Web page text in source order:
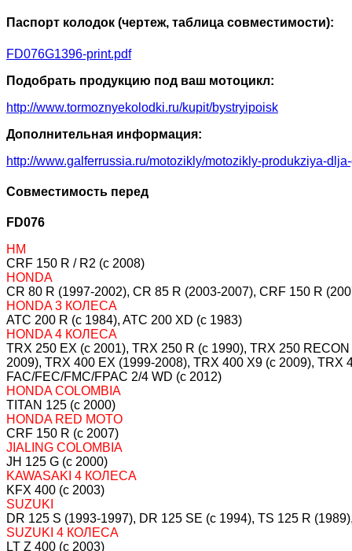
Паспорт колодок (чертеж, таблица совместимости):
FD076G1396-print.pdf
Подобрать продукцию под ваш мотоцикл:
http://www.tormoznyekolodki.ru/kupit/bystryipoisk
Дополнительная информация:
http://www.galferrussia.ru/motozikly/motozikly-produkziya-
Совместимость перед
FD076
HM
CRF 150 R / R2 (c 2008)
HONDA
CR 80 R (1997-2002), CR 85 R (2003-2007), CRF 150 R
HONDA 3 КОЛЕСА
ATC 200 R (c 1984), ATC 200 XD (c 1983)
HONDA 4 КОЛЕСА
TRX 250 EX (c 2001), TRX 250 R (c 1990), TRX 250
2009), TRX 400 EX (1999-2008), TRX 400 X9 (c 2009),
FAC/FEC/FMC/FPAC 2/4 WD (c 2012)
HONDA COLOMBIA
TITAN 125 (c 2000)
HONDA RED MOTO
CRF 150 R (c 2007)
JIALING COLOMBIA
JH 125 G (c 2000)
KAWASAKI 4 КОЛЕСА
KFX 400 (c 2003)
SUZUKI
DR 125 S (1993-1997), DR 125 SE (c 1994), TS 125 R
SUZUKI 4 КОЛЕСА
LT Z 400 (c 2003)